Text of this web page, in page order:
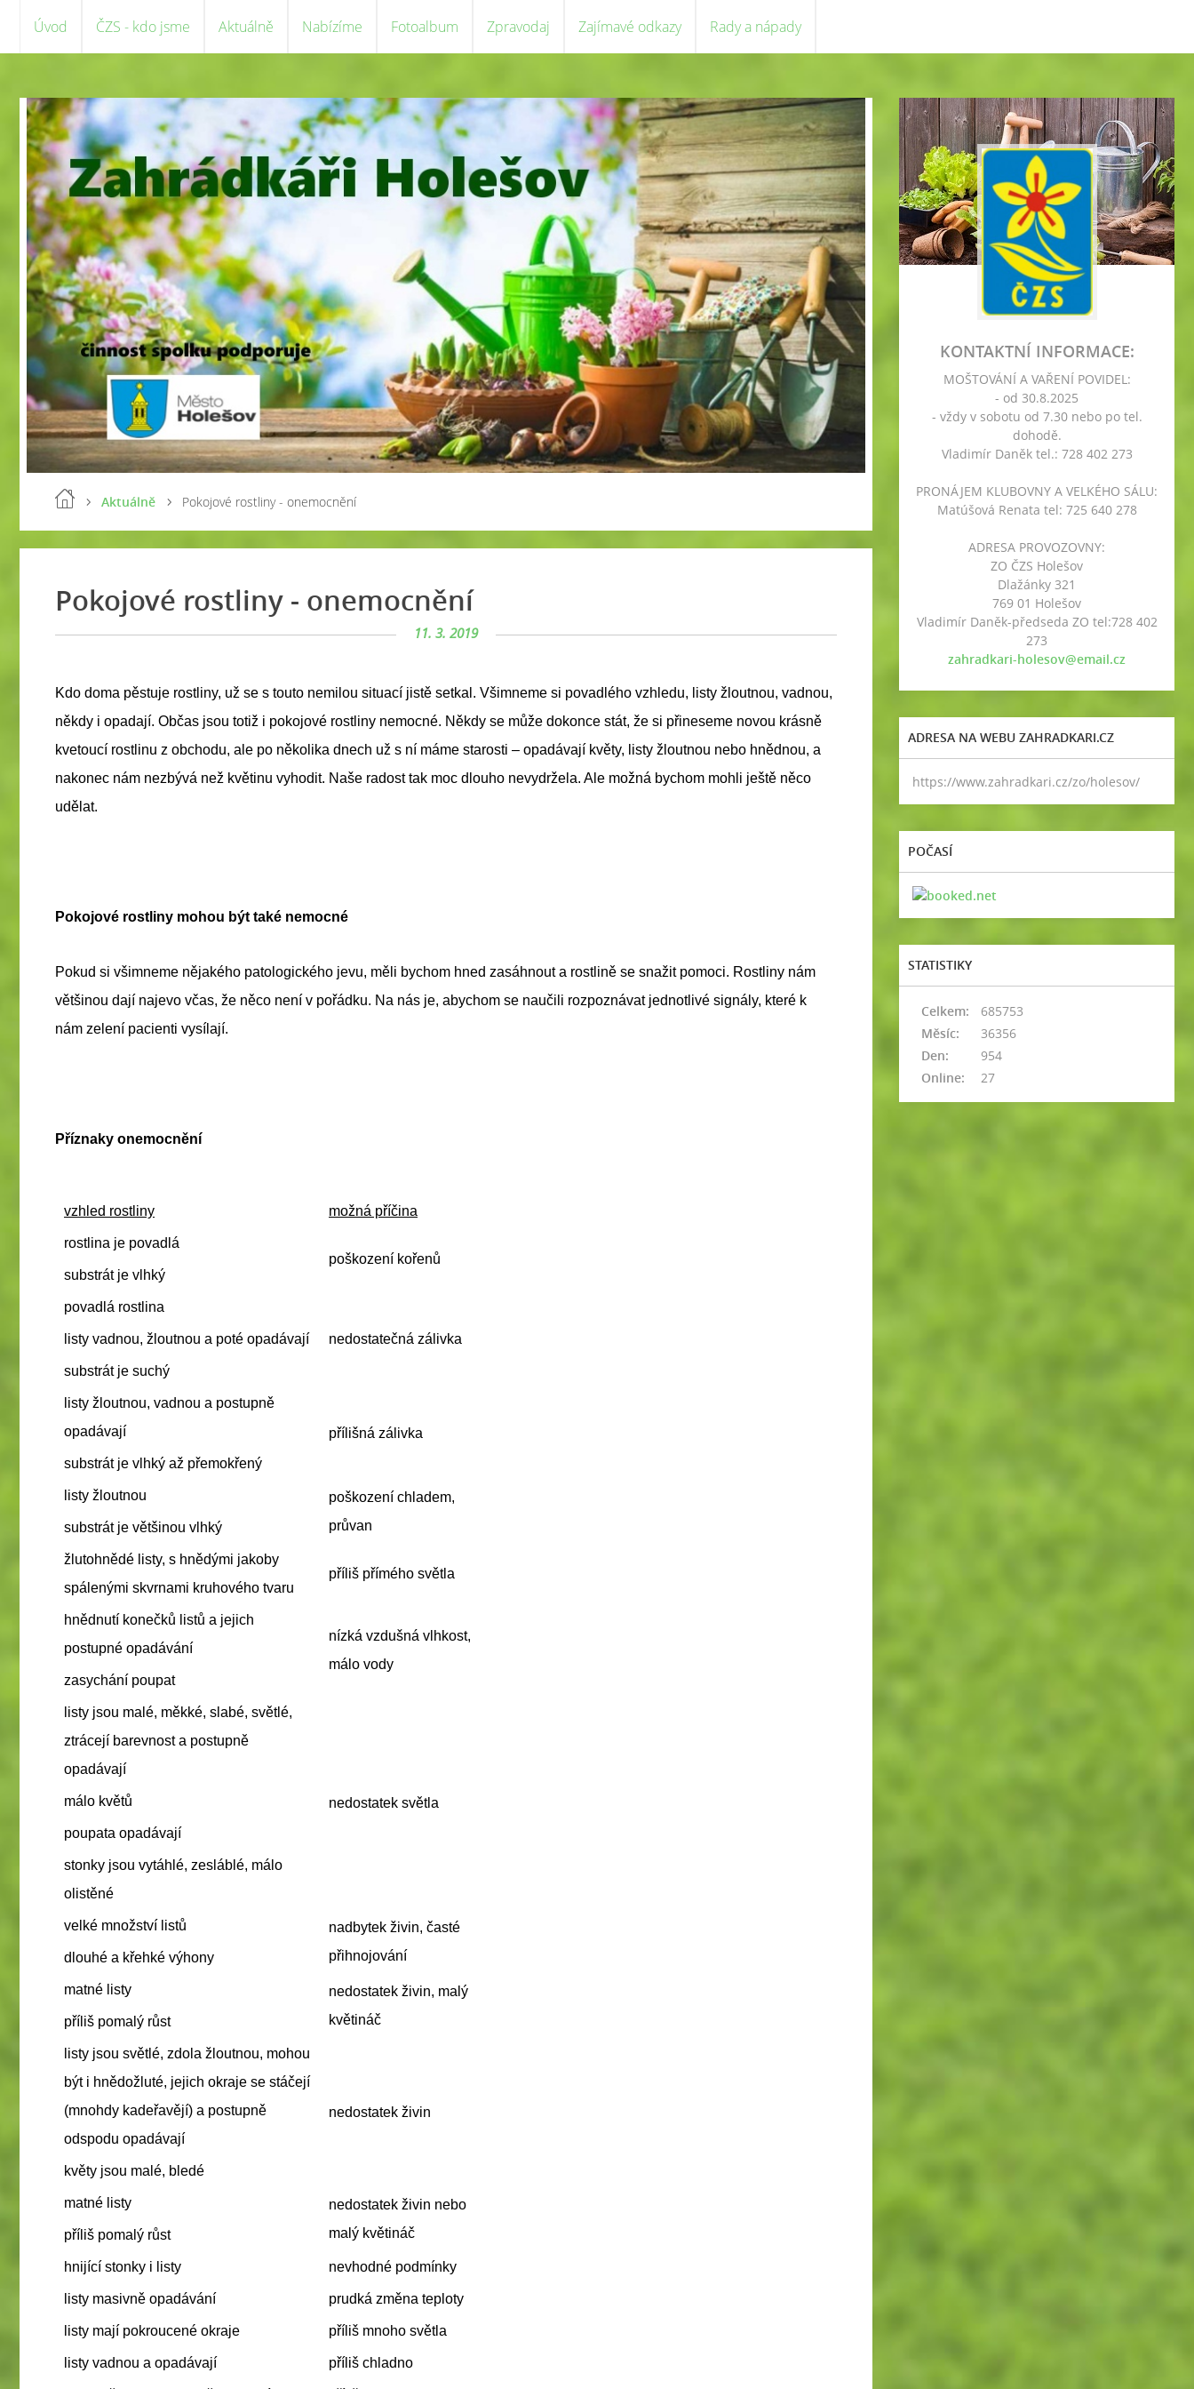
Úvod ČZS - kdo jsme Aktuálně Nabízíme Fotoalbum Zpravodaj Zajímavé odkazy Rady a nápady
Aktuálně Pokojové rostliny - onemocnění
Pokojové rostliny - onemocnění
11. 3. 2019
Kdo doma pěstuje rostliny, už se s touto nemilou situací jistě setkal. Všimneme si povadlého vzhledu, listy žloutnou, vadnou,
někdy i opadají. Občas jsou totiž i pokojové rostliny nemocné. Někdy se může dokonce stát, že si přineseme novou krásně
kvetoucí rostlinu z obchodu, ale po několika dnech už s ní máme starosti – opadávají květy, listy žloutnou nebo hnědnou, a
nakonec nám nezbývá než květinu vyhodit. Naše radost tak moc dlouho nevydržela. Ale možná bychom mohli ještě něco
udělat.
Pokojové rostliny mohou být také nemocné
Pokud si všimneme nějakého patologického jevu, měli bychom hned zasáhnout a rostlině se snažit pomoci. Rostliny nám
většinou dají najevo včas, že něco není v pořádku. Na nás je, abychom se naučili rozpoznávat jednotlivé signály, které k
nám zelení pacienti vysílají.
Příznaky onemocnění
vzhled rostliny možná příčina
rostlina je povadlá
poškození kořenů
substrátje vlhký
povadlá rostlina
nedostatečná zálivka
listy vadnou, žloutnou a poté opadávají
substrátje suchý
listy žloutnou, vadnou a postupně
opadávají
přílišná zálivka
substrátje vlhký až přemokřený
listy žloutnou
poškození chladem,
průvan
substrátje většinou vlhký
žlutohnědé listy, s hnědými jakoby
spálenými skvrnami kruhového tvaru
příliš přímého světla
hnědnutí konečků listů a jejich
postupné opadávání
nízká vzdušná vlhkost,
málo vody
zasychání poupat
listy jsou malé, měkké, slabé, světlé,
ztrácejí barevnost a postupně
opadávají
nedostatek světla
málo květů
poupata opadávají
stonky jsou vytáhlé, zesláblé, málo
olistěné
velké množství listů
nadbytek živin, časté
přihnojování
dlouhé a křehké výhony
matné listy
nedostatek živin, malý
květináč
příliš pomalý růst
listy jsou světlé, zdola žloutnou, mohou
být i hnědožluté, jejich okraje se stáčejí
(mnohdy kadeřavějí) a postupně
odspodu opadávají
nedostatek živin
květy jsou malé, bledé
matné listy
nedostatek živin nebo
malý květináč
příliš pomalý růst
hnijící stonky i listy nevhodné podmínky
listy masivně opadávání prudká změna teploty
listy mají pokroucené okraje příliš mnoho světla
listy vadnou a opadávají příliš chladno
KONTAKTNÍ INFORMACE:
MOŠTOVÁNÍ A VAŘENÍ POVIDEL:
- od 30.8.2025
- vždy v sobotu od 7.30 nebo po tel.
dohodě.
Vladimír Daněk tel.: 728 402 273
PRONÁJEM KLUBOVNY A VELKÉHO SÁLU:
Matúšová Renata tel: 725 640 278
ADRESA PROVOZOVNY:
ZO ČZS Holešov
Dlažánky 321
769 01 Holešov
Vladimír Daněk-předseda ZO tel:728 402
273
zahradkari-holesov@email.cz
ADRESA NA WEBU ZAHRADKARI.CZ
https://www.zahradkari.cz/zo/holesov/
POČASÍ
STATISTIKY
Online: 27
Celkem:
685753
Měsíc:
36356
Den:
954